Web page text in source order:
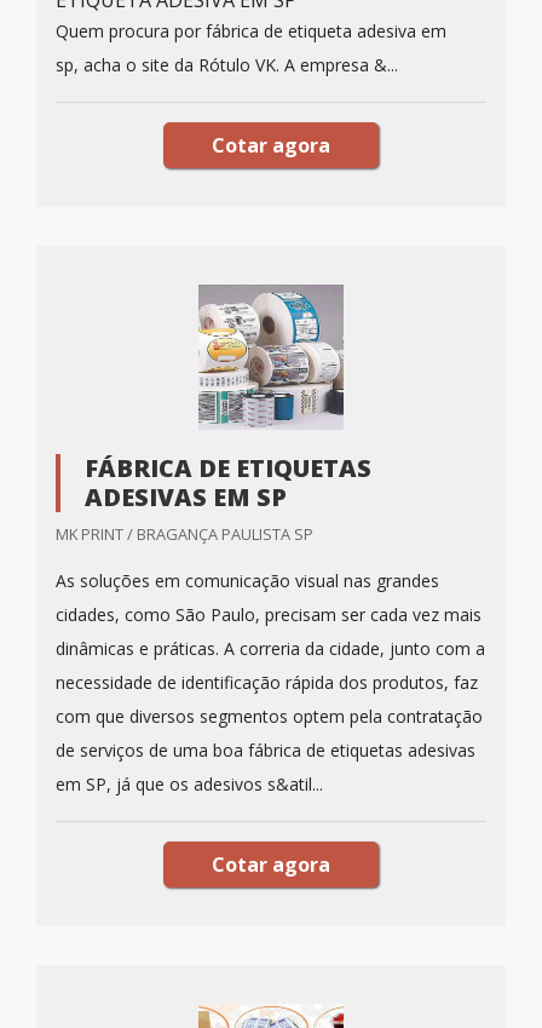
Quem procura por fábrica de etiqueta adesiva em
sp, acha o site da Rótulo VK. A empresa &...
Cotar agora
FÁBRICA DE ETIQUETAS
ADESIVAS EM SP
MK PRINT / BRAGANÇA PAULISTA SP
As soluções em comunicação visual nas grandes
cidades, como São Paulo, precisam ser cada vez mais
dinâmicas e práticas. A correria da cidade, junto com a
necessidade de identificação rápida dos produtos, faz
com que diversos segmentos optem pela contratação
de serviços de uma boa fábrica de etiquetas adesivas
em SP, já que os adesivos s&atil...
Cotar agora